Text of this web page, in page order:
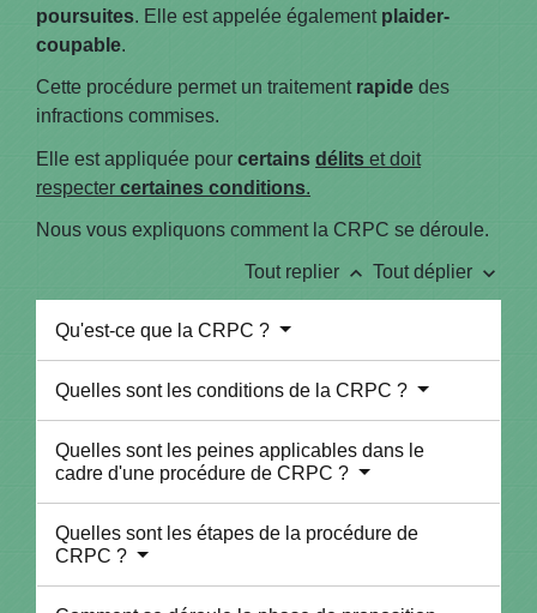
poursuites. Elle est appelée également plaider-
coupable.
Cette procédure permet un traitement rapide des
infractions commises.
Elle est appliquée pour certains délits et doit
respecter certaines conditions.
Nous vous expliquons comment la CRPC se déroule.
Tout replier keyboard_arrow_up Tout déplier keyboard_arrow_down
Qu'est-ce que la CRPC ?
Quelles sont les conditions de la CRPC ?
Quelles sont les peines applicables dans le
cadre d'une procédure de CRPC ?
Quelles sont les étapes de la procédure de
CRPC ?